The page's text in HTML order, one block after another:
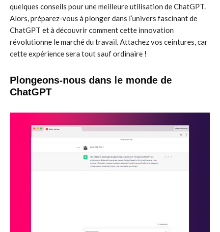
quelques conseils pour une meilleure utilisation de ChatGPT.
Alors, préparez-vous à plonger dans l’univers fascinant de
ChatGPT et à découvrir comment cette innovation
révolutionne le marché du travail. Attachez vos ceintures, car
cette expérience sera tout sauf ordinaire !
Plongeons-nous dans le monde de
ChatGPT